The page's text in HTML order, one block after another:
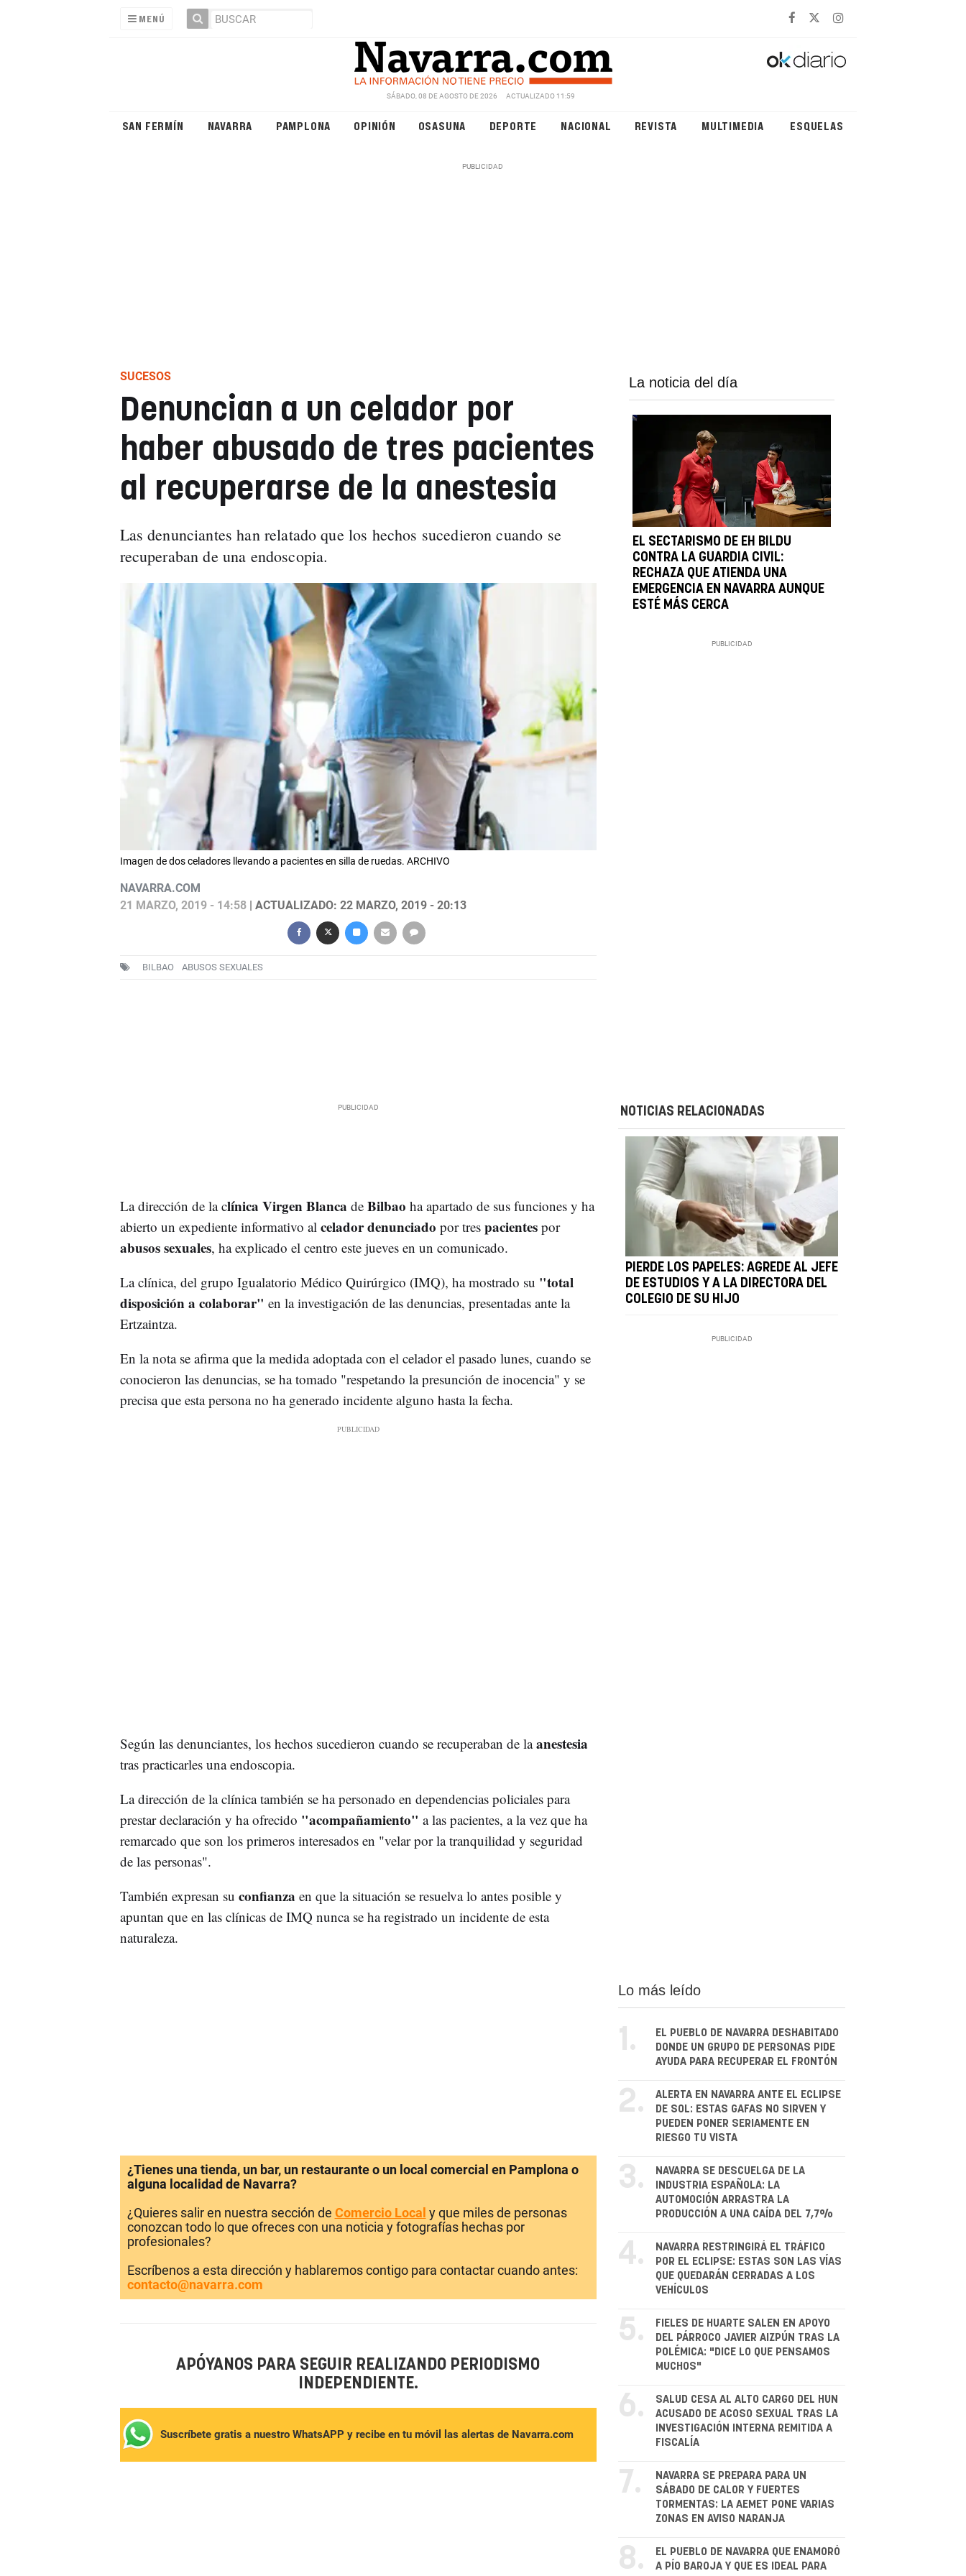
MENÚ
SÁBADO, 08 DE AGOSTO DE 2026 ACTUALIZADO 11:59
SAN FERMÍN NAVARRA PAMPLONA OPINIÓN OSASUNA DEPORTE NACIONAL REVISTA MULTIMEDIA ESQUELAS
SUCESOS
Denuncian a un celador por
haber abusado de tres pacientes
al recuperarse de la anestesia
Las denunciantes han relatado que los hechos sucedieron cuando se
recuperaban de una endoscopia.
Imagen de dos celadores llevando a pacientes en silla de ruedas. ARCHIVO
NAVARRA.COM
21 MARZO, 2019 - 14:58| ACTUALIZADO: 22 MARZO, 2019 - 20:13
BILBAO ABUSOS SEXUALES
La noticia del día
EL SECTARISMO DE EH BILDU
CONTRA LA GUARDIA CIVIL:
RECHAZA QUE ATIENDA UNA
EMERGENCIA EN NAVARRA AUNQUE
ESTÉ MÁS CERCA
La dirección de la clínica Virgen Blanca de Bilbao ha apartado de sus funciones y ha
abierto un expediente informativo al celador denunciado por tres pacientes por
abusos sexuales, ha explicado el centro este jueves en un comunicado.
La clínica, del grupo Igualatorio Médico Quirúrgico (IMQ), ha mostrado su "total
disposición a colaborar" en la investigación de las denuncias, presentadas ante la
Ertzaintza.
En la nota se afirma que la medida adoptada con el celador el pasado lunes, cuando se
conocieron las denuncias, se ha tomado "respetando la presunción de inocencia" y se
precisa que esta persona no ha generado incidente alguno hasta la fecha.
Según las denunciantes, los hechos sucedieron cuando se recuperaban de laanestesia
tras practicarles una endoscopia.
La dirección de la clínica también se ha personado en dependencias policiales para
prestar declaración y ha ofrecido "acompañamiento" a las pacientes, a la vez que ha
remarcado que son los primeros interesados en "velar por la tranquilidad y seguridad
de las personas".
También expresan su confianza en que la situación se resuelva lo antes posible y
apuntan que en las clínicas de IMQ nunca se ha registrado un incidente de esta
naturaleza.
NOTICIAS RELACIONADAS
PIERDE LOS PAPELES: AGREDE AL JEFE
DE ESTUDIOS Y A LA DIRECTORA DEL
COLEGIO DE SU HIJO
¿Tienes una tienda, un bar, un restaurante o un local comercial en Pamplona o
alguna localidad de Navarra?
¿Quieres salir en nuestra sección de Comercio Local y que miles de personas
conozcan todo lo que ofreces con una noticia y fotografías hechas por
profesionales?
Escríbenos a esta dirección y hablaremos contigo para contactar cuando antes:
contacto@navarra.com
APÓYANOS PARA SEGUIR REALIZANDO PERIODISMO
INDEPENDIENTE.
Suscríbete gratis a nuestro WhatsAPP y recibe en tu móvil las alertas de Navarra.com
Lo más leído
1.
EL PUEBLO DE NAVARRA DESHABITADO
DONDE UN GRUPO DE PERSONAS PIDE
AYUDA PARA RECUPERAR EL FRONTÓN
2.
ALERTA EN NAVARRA ANTE EL ECLIPSE
DE SOL: ESTAS GAFAS NO SIRVEN Y
PUEDEN PONER SERIAMENTE EN
RIESGO TU VISTA
3.
NAVARRA SE DESCUELGA DE LA
INDUSTRIA ESPAÑOLA: LA
AUTOMOCIÓN ARRASTRA LA
PRODUCCIÓN A UNA CAÍDA DEL 7,7%
4.
NAVARRA RESTRINGIRÁ EL TRÁFICO
POR EL ECLIPSE: ESTAS SON LAS VÍAS
QUE QUEDARÁN CERRADAS A LOS
VEHÍCULOS
5.
FIELES DE HUARTE SALEN EN APOYO
DEL PÁRROCO JAVIER AIZPÚN TRAS LA
POLÉMICA: "DICE LO QUE PENSAMOS
MUCHOS"
6.
SALUD CESA AL ALTO CARGO DEL HUN
ACUSADO DE ACOSO SEXUAL TRAS LA
INVESTIGACIÓN INTERNA REMITIDA A
FISCALÍA
7.
NAVARRA SE PREPARA PARA UN
SÁBADO DE CALOR Y FUERTES
TORMENTAS: LA AEMET PONE VARIAS
ZONAS EN AVISO NARANJA
8.
EL PUEBLO DE NAVARRA QUE ENAMORÓ
A PÍO BAROJA Y QUE ES IDEAL PARA